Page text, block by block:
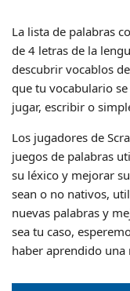
La lista de palabras
de 4 letras de la
descubrir vocablos
que tu vocabulario
jugar, escribir o
Los jugadores de
juegos de palabras
su léxico y mejorar
sean o no nativos,
nuevas palabras y
sea tu caso,
haber aprendido una